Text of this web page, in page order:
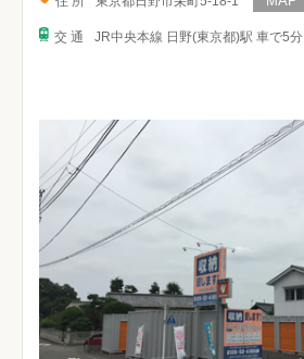
交 通 JR中央本線 日野(東京都)駅 車で5分